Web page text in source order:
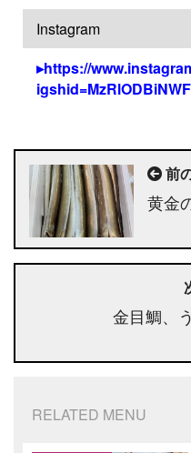
Instagram
https://
前
黄金
金目鯛、
RELATED MENU